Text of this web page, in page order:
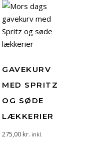
GAVEKURV
MED SPRITZ
OG SØDE
LÆKKERIER
275,00kr. inkl.